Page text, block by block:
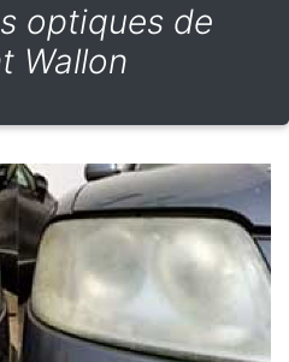
optiques de
Wallon